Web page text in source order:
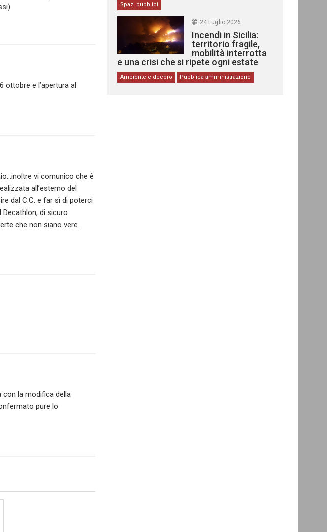
ottobre e l’apertura al
vi comunico che è
all’esterno del
dal C.C. e far sì di poterci
Decathlon, di sicuro
che non siano vere…
con la modifica della
pure lo
Spazi pubblici
24 Luglio 2026
Incendi in Sicilia:
territorio fragile,
mobilità interrotta
e una crisi che si ripete ogni estate
Ambiente e decoro Pubblica amministrazione